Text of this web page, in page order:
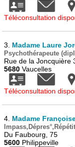
Téléconsultation
3. Madame Laure
Psychothérapeute
Rue de la Joncquière
5680 Vaucelles
Téléconsultation
4. Madame
Du Faubourg, 75
5600 Philippeville